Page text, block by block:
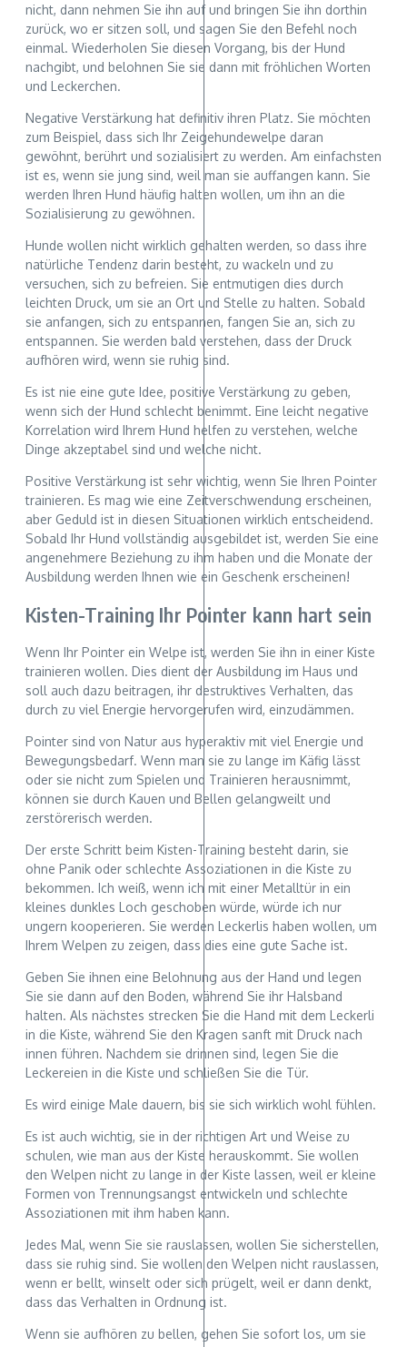
nicht, dann nehmen Sie ihn auf und bringen Sie ihn dorthin
zurück, wo er sitzen soll, und sagen Sie den Befehl noch
einmal. Wiederholen Sie diesen Vorgang, bis der Hund
nachgibt, und belohnen Sie sie dann mit fröhlichen Worten
und Leckerchen.
Negative Verstärkung hat definitiv ihren Platz. Sie möchten
zum Beispiel, dass sich Ihr Zeigehundewelpe daran
gewöhnt, berührt und sozialisiert zu werden. Am einfachsten
ist es, wenn sie jung sind, weil man sie auffangen kann. Sie
werden Ihren Hund häufig halten wollen, um ihn an die
Sozialisierung zu gewöhnen.
Hunde wollen nicht wirklich gehalten werden, so dass ihre
natürliche Tendenz darin besteht, zu wackeln und zu
versuchen, sich zu befreien. Sie entmutigen dies durch
leichten Druck, um sie an Ort und Stelle zu halten. Sobald
sie anfangen, sich zu entspannen, fangen Sie an, sich zu
entspannen. Sie werden bald verstehen, dass der Druck
aufhören wird, wenn sie ruhig sind.
Es ist nie eine gute Idee, positive Verstärkung zu geben,
wenn sich der Hund schlecht benimmt. Eine leicht negative
Korrelation wird Ihrem Hund helfen zu verstehen, welche
Dinge akzeptabel sind und welche nicht.
Positive Verstärkung ist sehr wichtig, wenn Sie Ihren Pointer
trainieren. Es mag wie eine Zeitverschwendung erscheinen,
aber Geduld ist in diesen Situationen wirklich entscheidend.
Sobald Ihr Hund vollständig ausgebildet ist, werden Sie eine
angenehmere Beziehung zu ihm haben und die Monate der
Ausbildung werden Ihnen wie ein Geschenk erscheinen!
Kisten-Training Ihr Pointer kann hart sein
Wenn Ihr Pointer ein Welpe ist, werden Sie ihn in einer Kiste
trainieren wollen. Dies dient der Ausbildung im Haus und
soll auch dazu beitragen, ihr destruktives Verhalten, das
durch zu viel Energie hervorgerufen wird, einzudämmen.
Pointer sind von Natur aus hyperaktiv mit viel Energie und
Bewegungsbedarf. Wenn man sie zu lange im Käfig lässt
oder sie nicht zum Spielen und Trainieren herausnimmt,
können sie durch Kauen und Bellen gelangweilt und
zerstörerisch werden.
Der erste Schritt beim Kisten-Training besteht darin, sie
ohne Panik oder schlechte Assoziationen in die Kiste zu
bekommen. Ich weiß, wenn ich mit einer Metalltür in ein
kleines dunkles Loch geschoben würde, würde ich nur
ungern kooperieren. Sie werden Leckerlis haben wollen, um
Ihrem Welpen zu zeigen, dass dies eine gute Sache ist.
Geben Sie ihnen eine Belohnung aus der Hand und legen
Sie sie dann auf den Boden, während Sie ihr Halsband
halten. Als nächstes strecken Sie die Hand mit dem Leckerli
in die Kiste, während Sie den Kragen sanft mit Druck nach
innen führen. Nachdem sie drinnen sind, legen Sie die
Leckereien in die Kiste und schließen Sie die Tür.
Es wird einige Male dauern, bis sie sich wirklich wohl fühlen.
Es ist auch wichtig, sie in der richtigen Art und Weise zu
schulen, wie man aus der Kiste herauskommt. Sie wollen
den Welpen nicht zu lange in der Kiste lassen, weil er kleine
Formen von Trennungsangst entwickeln und schlechte
Assoziationen mit ihm haben kann.
Jedes Mal, wenn Sie sie rauslassen, wollen Sie sicherstellen,
dass sie ruhig sind. Sie wollen den Welpen nicht rauslassen,
wenn er bellt, winselt oder sich prügelt, weil er dann denkt,
dass das Verhalten in Ordnung ist.
Wenn sie aufhören zu bellen, gehen Sie sofort los, um sie